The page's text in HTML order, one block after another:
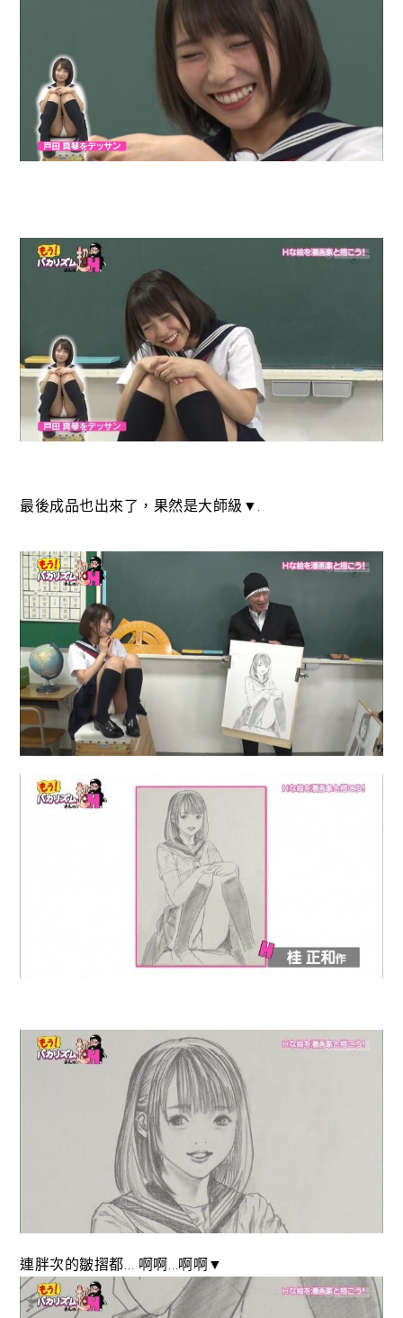
最後成品也出來了，果然是大師級▼.
連胖次的皺摺都… 啊啊…啊啊▼